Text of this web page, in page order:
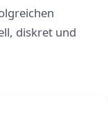
diskret und